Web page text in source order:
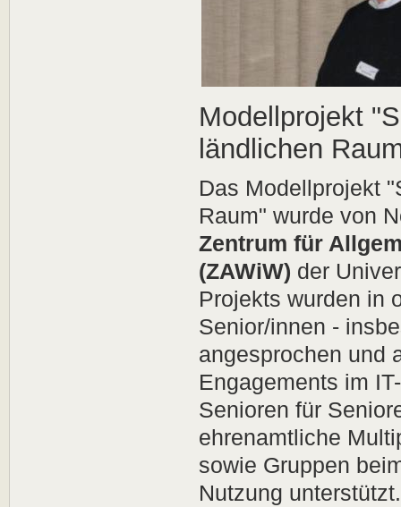
Modellprojekt
ländlichen
Das Modellprojekt
Raum" wurde von
Zentrum für
(ZAWiW) der
Projekts wurden in
Senior/innen -
angesprochen und
Engagements im
Senioren für
ehrenamtliche
sowie Gruppen
Nutzung